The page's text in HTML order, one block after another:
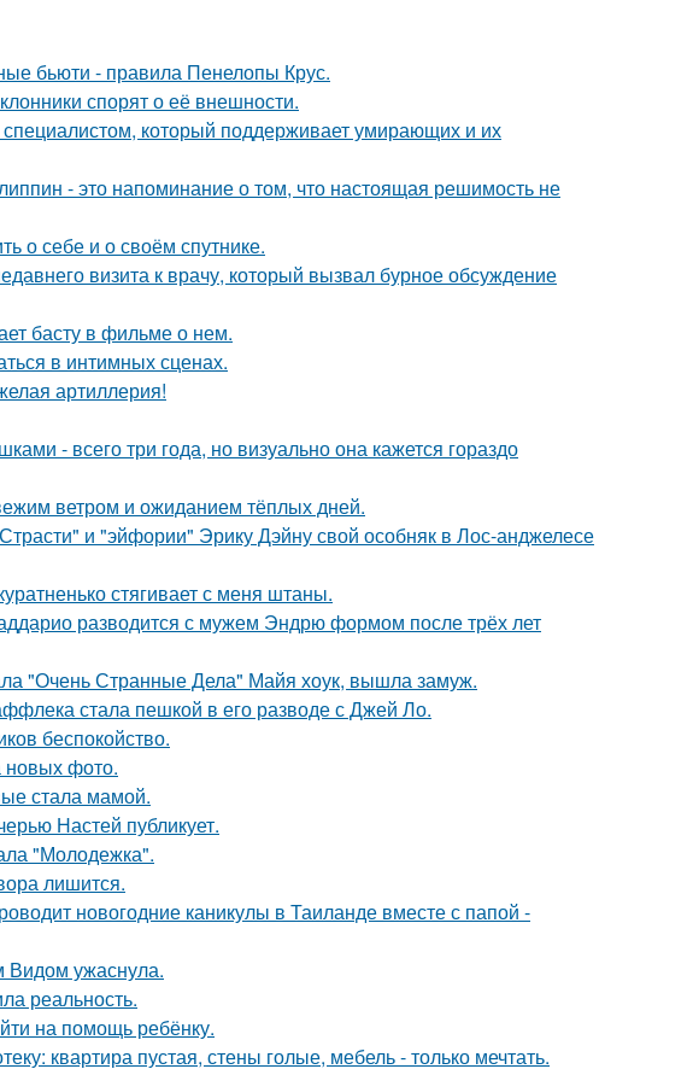
бьюти - правила Пенелопы Крус.
спорят о её внешности.
который поддерживает умирающих и их
- это напоминание о том, что настоящая решимость не
о себе и о своём спутнике.
визита к врачу, который вызвал бурное обсуждение
басту в фильме о нем.
в интимных сценах.
артиллерия!
- всего три года, но визуально она кажется гораздо
ветром и ожиданием тёплых дней.
и "эйфории" Эрику Дэйну свой особняк в Лос-анджелесе
стягивает с меня штаны.
разводится с мужем Эндрю формом после трёх лет
"Очень Странные Дела" Майя хоук, вышла замуж.
стала пешкой в его разводе с Джей Ло.
беспокойство.
новых фото.
стала мамой.
Настей публикует.
"Молодежка".
лишится.
новогодние каникулы в Таиланде вместе с папой -
Видом ужаснула.
реальность.
на помощь ребёнку.
квартира пустая, стены голые, мебель - только мечтать.